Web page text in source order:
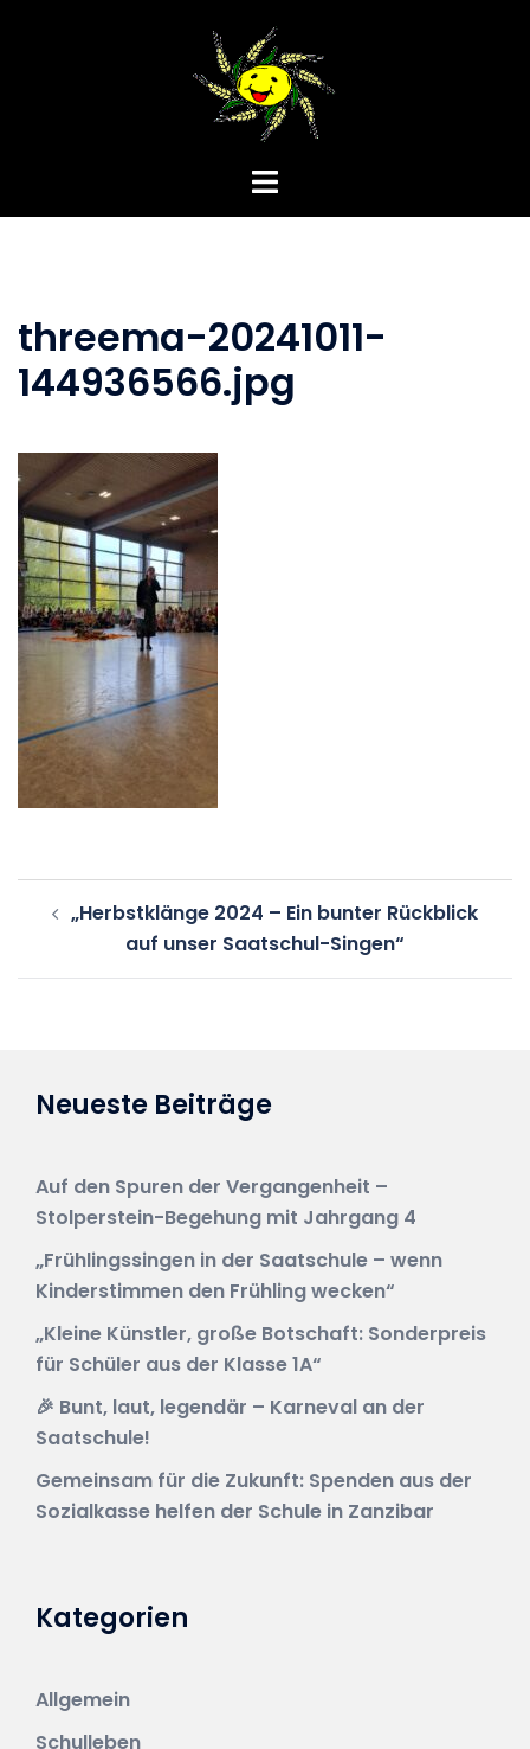
Menü
threema-20241011-
144936566.jpg
Beitragsnavigation
„Herbstklänge 2024 – Ein bunter Rückblick
auf unser Saatschul-Singen“
Neueste Beiträge
Auf den Spuren der Vergangenheit –
Stolperstein-Begehung mit Jahrgang 4
„Frühlingssingen in der Saatschule – wenn
Kinderstimmen den Frühling wecken“
„Kleine Künstler, große Botschaft: Sonderpreis
für Schüler aus der Klasse 1A“
🎉 Bunt, laut, legendär – Karneval an der
Saatschule!
Gemeinsam für die Zukunft: Spenden aus der
Sozialkasse helfen der Schule in Zanzibar
Kategorien
Allgemein
Schulleben